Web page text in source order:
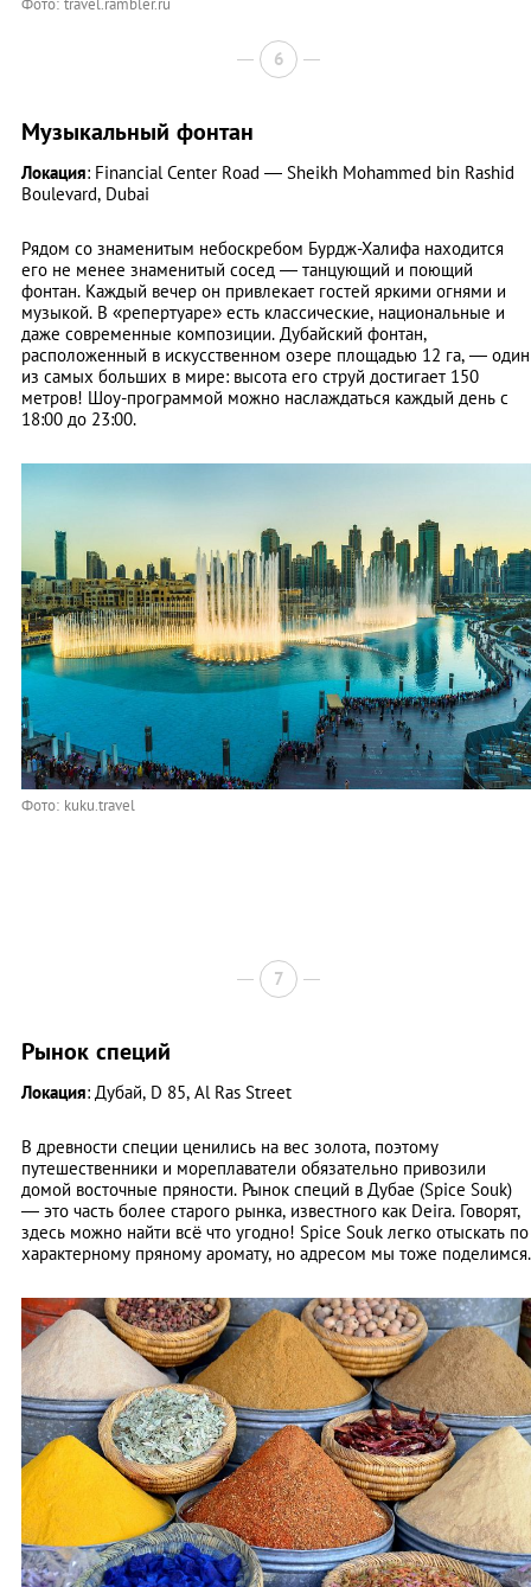
6
Музыкальный фонтан
Локация: Financial Center Rоаd — Sheikh Mohammed bin Rashid
Boulevard, Dubai
Рядом со знаменитым небоскребом Бурдж-Халифа находится
его не менее знаменитый сосед — танцующий и поющий
фонтан. Каждый вечер он привлекает гостей яркими огнями и
музыкой. В «репертуаре» есть классические, национальные и
даже современные композиции. Дубайский фонтан,
расположенный в искусственном озере площадью 12 га, — один
из самых больших в мире: высота его струй достигает 150
метров! Шоу-программой можно наслаждаться каждый день с
18:00 до 23:00.
Фото: kuku.travel
7
Рынок специй
Локация: Дубай, D 85, Al Ras Street
В древности специи ценились на вес золота, поэтому
путешественники и мореплаватели обязательно привозили
домой восточные пряности. Рынок специй в Дубае (Spice Souk)
— это часть более старого рынка, известного как Deira. Говорят,
здесь можно найти всё что угодно! Spice Souk легко отыскать по
характерному пряному аромату, но адресом мы тоже поделимся.